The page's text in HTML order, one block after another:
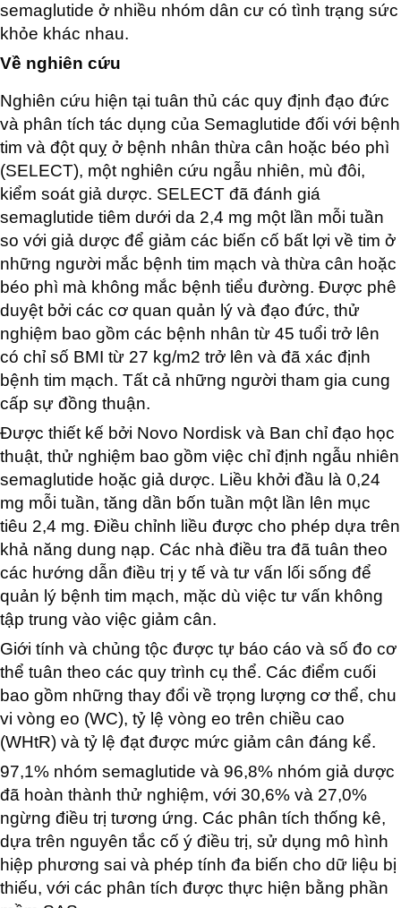
semaglutide ở nhiều nhóm dân cư có tình trạng sức
khỏe khác nhau.
Về nghiên cứu
Nghiên cứu hiện tại tuân thủ các quy định đạo đức
và phân tích tác dụng của Semaglutide đối với bệnh
tim và đột quỵ ở bệnh nhân thừa cân hoặc béo phì
(SELECT), một nghiên cứu ngẫu nhiên, mù đôi,
kiểm soát giả dược. SELECT đã đánh giá
semaglutide tiêm dưới da 2,4 mg một lần mỗi tuần
so với giả dược để giảm các biến cố bất lợi về tim ở
những người mắc bệnh tim mạch và thừa cân hoặc
béo phì mà không mắc bệnh tiểu đường. Được phê
duyệt bởi các cơ quan quản lý và đạo đức, thử
nghiệm bao gồm các bệnh nhân từ 45 tuổi trở lên
có chỉ số BMI từ 27 kg/m2 trở lên và đã xác định
bệnh tim mạch. Tất cả những người tham gia cung
cấp sự đồng thuận.
Được thiết kế bởi Novo Nordisk và Ban chỉ đạo học
thuật, thử nghiệm bao gồm việc chỉ định ngẫu nhiên
semaglutide hoặc giả dược. Liều khởi đầu là 0,24
mg mỗi tuần, tăng dần bốn tuần một lần lên mục
tiêu 2,4 mg. Điều chỉnh liều được cho phép dựa trên
khả năng dung nạp. Các nhà điều tra đã tuân theo
các hướng dẫn điều trị y tế và tư vấn lối sống để
quản lý bệnh tim mạch, mặc dù việc tư vấn không
tập trung vào việc giảm cân.
Giới tính và chủng tộc được tự báo cáo và số đo cơ
thể tuân theo các quy trình cụ thể. Các điểm cuối
bao gồm những thay đổi về trọng lượng cơ thể, chu
vi vòng eo (WC), tỷ lệ vòng eo trên chiều cao
(WHtR) và tỷ lệ đạt được mức giảm cân đáng kể.
97,1% nhóm semaglutide và 96,8% nhóm giả dược
đã hoàn thành thử nghiệm, với 30,6% và 27,0%
ngừng điều trị tương ứng. Các phân tích thống kê,
dựa trên nguyên tắc cố ý điều trị, sử dụng mô hình
hiệp phương sai và phép tính đa biến cho dữ liệu bị
thiếu, với các phân tích được thực hiện bằng phần